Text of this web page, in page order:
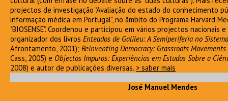
projectos de investigação "Avaliação do estado do conhecimento
informação médica em Portugal", no âmbito do Programa Harvard
"BIOSENSE". Coordenou e participou em vários projectos nacionais
organizador dos livros Enteados de Galileu: A Semiperiferia no
Afrontamento, 2001); Reinventing Democracy: Grassroots
Cass, 2005) e Objectos Impuros: Experiências em Estudos Sobre a
2008) e autor de publicações diversas. > saber mais
José Manuel Mendes